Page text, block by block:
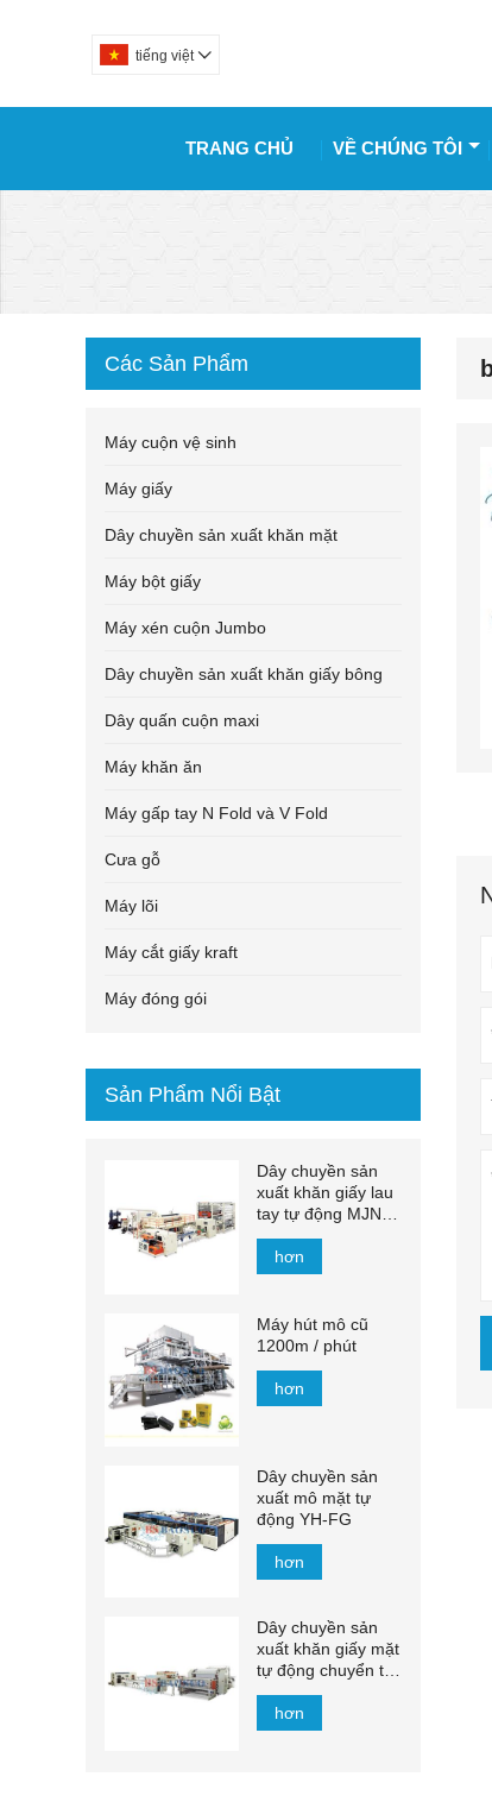
tiếng việt 
TRANG CHỦ VỀ CHÚNG TÔI
Các Sản Phẩm
Máy cuộn vệ sinh
Máy giấy
Dây chuyền sản xuất khăn mặt
Máy bột giấy
Máy xén cuộn Jumbo
Dây chuyền sản xuất khăn giấy bông
Dây quấn cuộn maxi
Máy khăn ăn
Máy gấp tay N Fold và V Fold
Cưa gỗ
Máy lõi
Máy cắt giấy kraft
Máy đóng gói
Sản Phẩm Nổi Bật
Dây chuyền sản
xuất khăn giấy lau
tay tự động MJN-
PL
hơn
Máy hút mô cũ
1200m / phút
hơn
Dây chuyền sản
xuất mô mặt tự
động YH-FG
hơn
Dây chuyền sản
xuất khăn giấy mặt
tự động chuyển tự
động 1500mm -
2200mm
hơn